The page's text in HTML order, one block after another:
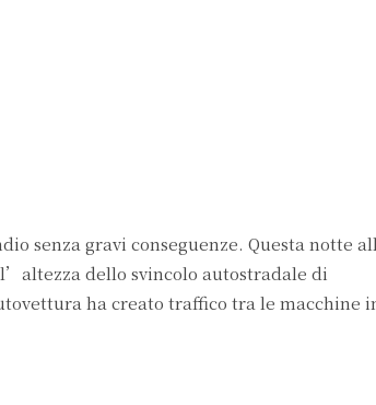
senza gravi conseguenze. Questa notte
dello svincolo autostradale di
ha creato traffico tra le macchine